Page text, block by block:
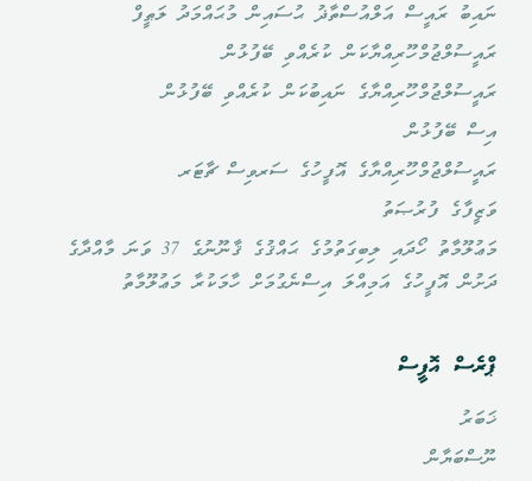
ނައިބު ރައީސް އަލްއުސްތާޛު ޙުސައިން މުޙައްމަދު ލަޠީފް
ރައީސުލްޖުމްހޫރިއްޔާކަން ކުރެއްވި ބޭފުޅުން
ރައީސުލްޖުމްހޫރިއްޔާގެ ނައިބުކަން ކުރެއްވި ބޭފުޅުން
އިސް ބޭފުޅުން
ރައީސުލްޖުމްހޫރިއްޔާގެ އޮފީހުގެ ސަރވިސް ޗާޓަރ
ވަޒީފާގެ ފުރުޞަތު
މަޢުލޫމާތު ހޯދައި ލިބިގަތުމުގެ ޙައްޤުގެ ޤާނޫނުގެ 37 ވަނަ މާއްދާގެ
ދަށުން އޮފީހުގެ އަމިއްލަ އިސްނެގުމަށް ހާމަކުރާ މަޢުލޫމާތު
ޕްރެސް އޮފީސް
ޚަބަރު
ނޫސްބަޔާން